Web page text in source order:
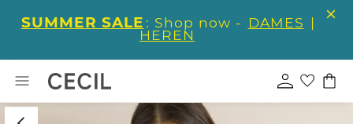
SUMMER SALE : Shop now - DAMES |
HEREN